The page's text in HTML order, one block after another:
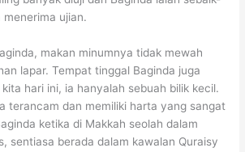
menerima ujian.
makan minumnya tidak mewah
lapar. Tempat tinggal Baginda juga
hari ini, ia hanyalah sebuah bilik kecil.
terancam dan memiliki harta yang sangat
ketika di Makkah seolah dalam
sentiasa berada dalam kawalan Quraisy